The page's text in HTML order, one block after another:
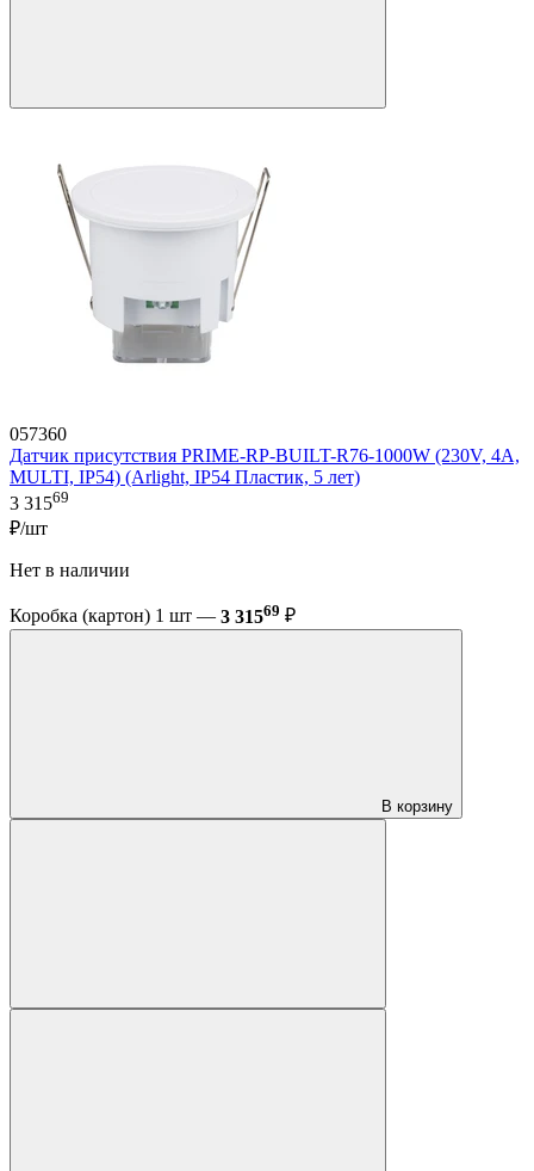
057360
Датчик присутствия PRIME-RP-BUILT-R76-1000W (230V, 4A,
MULTI, IP54) (Arlight, IP54 Пластик, 5 лет)
3 31569
₽/шт
Нет в наличии
Коробка (картон) 1 шт — 3 31569 ₽
В корзину